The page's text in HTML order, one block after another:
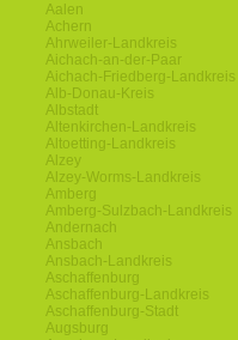
Aalen
Achern
Ahrweiler-Landkreis
Aichach-an-der-Paar
Aichach-Friedberg-Landkreis
Alb-Donau-Kreis
Albstadt
Altenkirchen-Landkreis
Altoetting-Landkreis
Alzey
Alzey-Worms-Landkreis
Amberg
Amberg-Sulzbach-Landkreis
Andernach
Ansbach
Ansbach-Landkreis
Aschaffenburg
Aschaffenburg-Landkreis
Aschaffenburg-Stadt
Augsburg